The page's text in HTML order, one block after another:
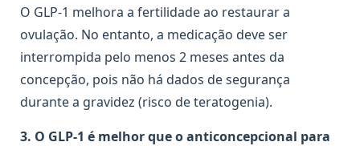
O GLP-1 melhora a fertilidade ao restaurar a
ovulação. No entanto, a medicação deve ser
interrompida pelo menos 2 meses antes da
concepção, pois não há dados de segurança
durante a gravidez (risco de teratogenia).
3. O GLP-1 é melhor que o anticoncepcional para